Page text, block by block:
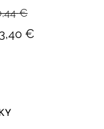
€
€